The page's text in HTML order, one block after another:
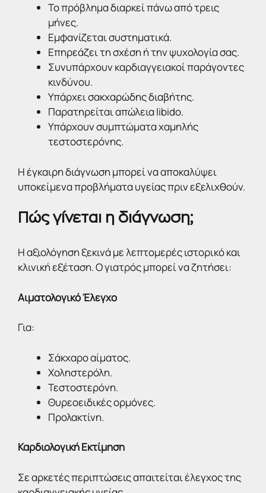
Το πρόβλημα διαρκεί πάνω από τρεις
μήνες.
Εμφανίζεται συστηματικά.
Επηρεάζει τη σχέση ή την ψυχολογία σας.
Συνυπάρχουν καρδιαγγειακοί παράγοντες
κινδύνου.
Υπάρχει σακχαρώδης διαβήτης.
Παρατηρείται απώλεια libido.
Υπάρχουν συμπτώματα χαμηλής
τεστοστερόνης.
Η έγκαιρη διάγνωση μπορεί να αποκαλύψει
υποκείμενα προβλήματα υγείας πριν εξελιχθούν.
Πώς γίνεται η διάγνωση;
Η αξιολόγηση ξεκινά με λεπτομερές ιστορικό και
κλινική εξέταση. Ο γιατρός μπορεί να ζητήσει:
Αιματολογικό Έλεγχο
Για:
Σάκχαρο αίματος.
Χοληστερόλη.
Τεστοστερόνη.
Θυρεοειδικές ορμόνες.
Προλακτίνη.
Καρδιολογική Εκτίμηση
Σε αρκετές περιπτώσεις απαιτείται έλεγχος της